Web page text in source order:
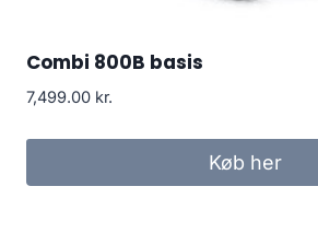
Combi 800B basis
7,499.00 kr.
Køb her